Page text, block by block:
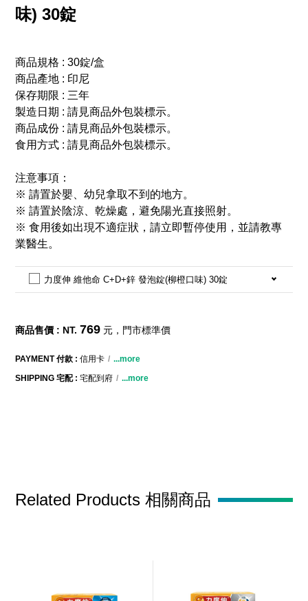
味) 30錠
商品規格 : 30錠/盒
商品產地 : 印尼
保存期限 : 三年
製造日期 : 請見商品外包裝標示。
商品成份 : 請見商品外包裝標示。
食用方式 : 請見商品外包裝標示。
注意事項：
※ 請置於嬰、幼兒拿取不到的地方。
※ 請置於陰涼、乾燥處，避免陽光直接照射。
※ 食用後如出現不適症狀，請立即暫停使用，並請教專
業醫生。
力度伸 維他命 C+D+鋅 發泡錠(柳橙口味) 30錠
商品售價 : NT.769 元，門市標準價
PAYMENT 付款 :信用卡
...more
SHIPPING 宅配 :宅配到府 ...more
Related Products 相關商品